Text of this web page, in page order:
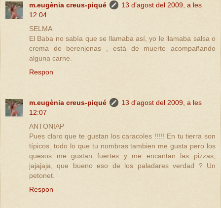
m.eugènia creus-piqué
13 d’agost del 2009, a les
12:04
SELMA
El Baba no sabía que se llamaba así, yo le llamaba salsa o
crema de berenjenas , está de muerte acompañando
alguna carne.
Respon
m.eugènia creus-piqué
13 d’agost del 2009, a les
12:07
ANTONIAP
Pues claro que te gustan los caracoles !!!!! En tu tierra son
típicos. todo lo que tu nombras tambien me gusta pero los
quesos me gustan fuertes y me encantan las pizzas,
jajajaja, que bueno eso de los paladares verdad ? Un
petonet.
Respon